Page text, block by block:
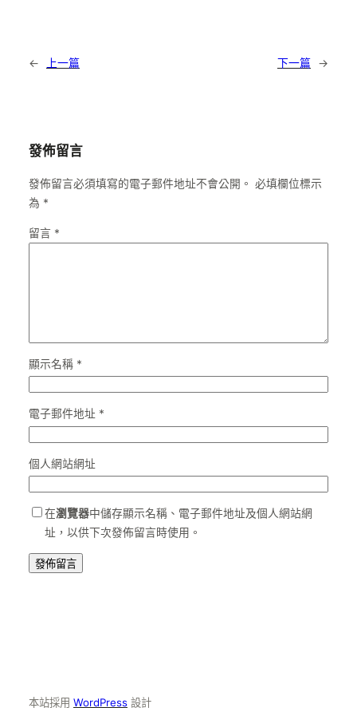
← 上一篇 下一篇 →
發佈留言
發佈留言必須填寫的電子郵件地址不會公開。 必填欄位標示
為 *
留言 *
顯示名稱 *
電子郵件地址 *
個人網站網址
在瀏覽器中儲存顯示名稱、電子郵件地址及個人網站網
址，以供下次發佈留言時使用。
本站採用 WordPress 設計